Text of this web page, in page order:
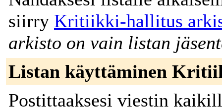
siirry Kritiikki-hallitus
arkisto on vain listan
Listan käyttäminen
Postittaaksesi viestin